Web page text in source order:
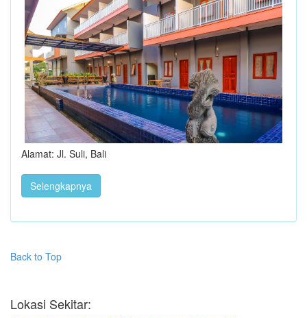
Alamat: Jl. Suli, Bali
Selengkapnya
Back to Top
Lokasi Sekitar: